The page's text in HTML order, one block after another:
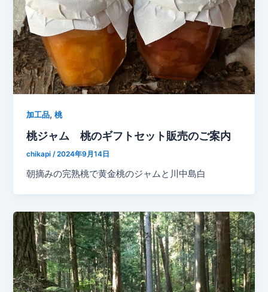
加工品,桃
桃ジャム 桃のギフトセット販売のご案内
chikapi/2024年9月14日
朝摘みの完熟桃で黄金桃のジャムと川中島白